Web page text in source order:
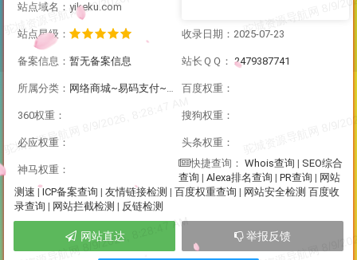
站点域名：yikeku.com
站点星级： 收录日期：2025-07-23
备案信息： 暂无备案信息 站长ＱＱ： 2479387741
所属分类： 网络商城~易码支付~企业网站 百度权重：
360权重： 搜狗权重：
必应权重： 头条权重：
神马权重：
快捷查询： Whois查询 | SEO综合
查询 | Alexa排名查询 | PR查询 | 网站
测速 | ICP备案查询 | 友情链接检测 | 百度权重查询 | 网站安全检测 百度收
录查询 | 网站拦截检测 | 反链检测
网站直达 举报反馈